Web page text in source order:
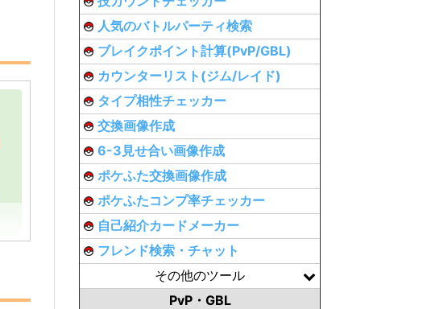
人気のバトルパーティ検索
ブレイクポイント計算(PvP/GBL)
カウンターリスト(ジム/レイド)
タイプ相性チェッカー
交換画像作成
6-3見せ合い画像作成
ポケふた交換画像作成
ポケふたコンプ率チェッカー
自己紹介カードメーカー
フレンド検索・チャット
その他のツール
PvP・GBL